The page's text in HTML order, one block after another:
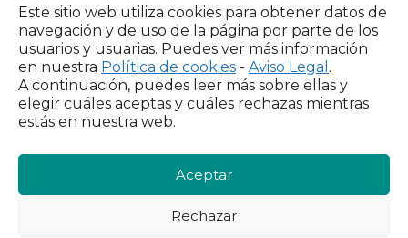
Este sitio web utiliza cookies para obtener datos de
navegación y de uso de la página por parte de los
usuarios y usuarias. Puedes ver más información
en nuestra Política de cookies - Aviso Legal .
A continuación, puedes leer más sobre ellas y
elegir cuáles aceptas y cuáles rechazas mientras
estás en nuestra web.
Aceptar
Rechazar
He leído y acepto lostérminos de usoy la política de
privacidad
Contacto